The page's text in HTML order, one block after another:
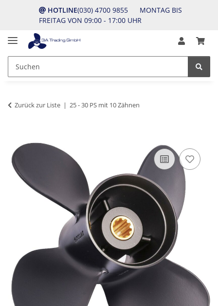
HOTLINE(030) 4700 9855 MONTAG BIS
FREITAG VON 09:00 - 17:00 UHR
Zurück zur Liste 25 - 30 PS mit 10 Zähnen